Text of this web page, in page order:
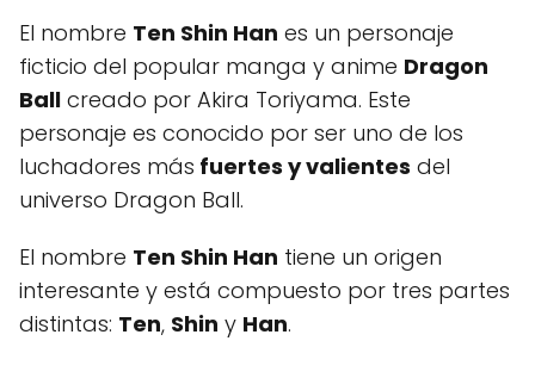
El nombre Ten Shin Han es un personaje
ficticio del popular manga y anime Dragon
Ball creado por Akira Toriyama. Este
personaje es conocido por ser uno de los
luchadores más fuertes y valientes del
universo Dragon Ball.
El nombre Ten Shin Han tiene un origen
interesante y está compuesto por tres partes
distintas: Ten, Shin y Han.